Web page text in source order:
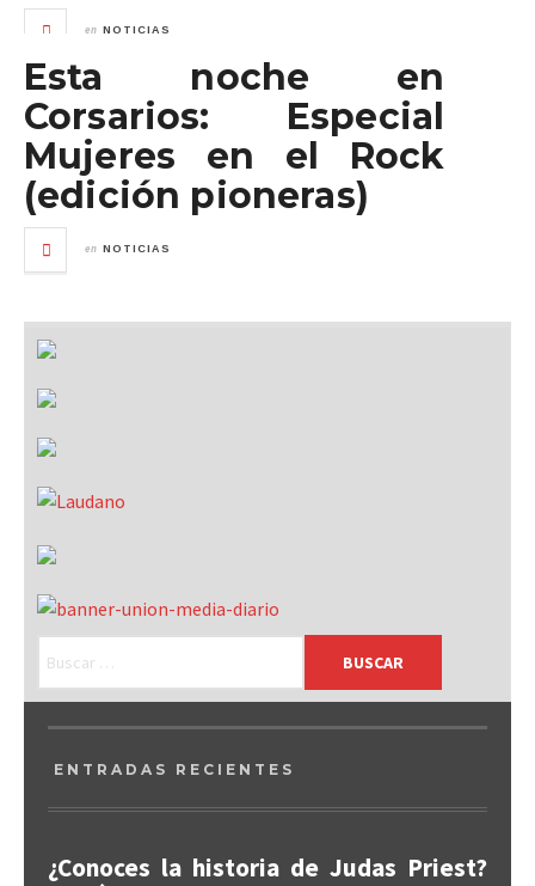
en NOTICIAS
Esta noche en
Corsarios: Especial
Mujeres en el Rock
(edición pioneras)
en NOTICIAS
ENTRADAS RECIENTES
¿Conoces la historia de Judas Priest?